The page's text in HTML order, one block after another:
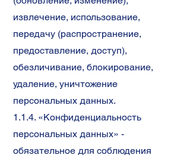
извлечение, использование,
передачу (распространение,
предоставление, доступ),
обезличивание, блокирование,
удаление, уничтожение
персональных данных.
1.1.4. «Конфиденциальность
персональных данных» -
обязательное для соблюдения